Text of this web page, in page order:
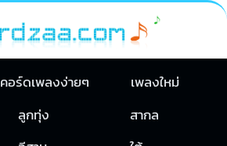
คอร์ดเพลงง่ายๆ
เพลงใหม่
ลูกทุ่ง
สากล